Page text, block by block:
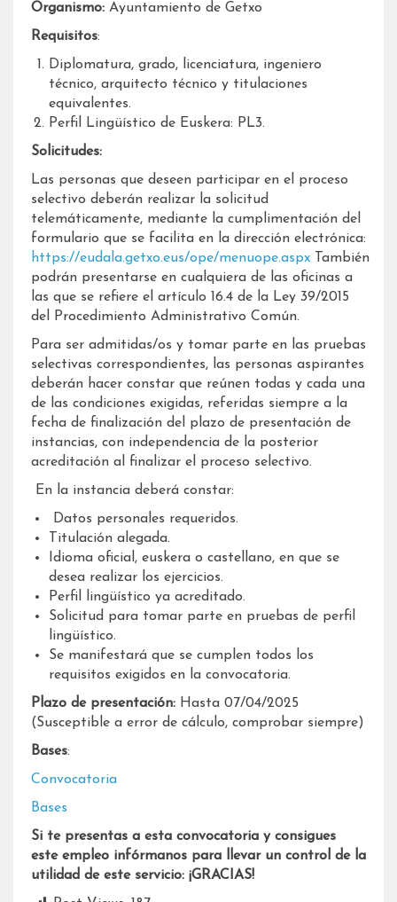
Organismo: Ayuntamiento de Getxo
Requisitos:
Diplomatura, grado, licenciatura, ingeniero
técnico, arquitecto técnico y titulaciones
equivalentes.
Perfil Lingüístico de Euskera: PL3.
Solicitudes:
Las personas que deseen participar en el proceso
selectivo deberán realizar la solicitud
telemáticamente, mediante la cumplimentación del
formulario que se facilita en la dirección electrónica:
https://eudala.getxo.eus/ope/menuope.aspx También
podrán presentarse en cualquiera de las oficinas a
las que se refiere el artículo 16.4 de la Ley 39/2015
del Procedimiento Administrativo Común.
Para ser admitidas/os y tomar parte en las pruebas
selectivas correspondientes, las personas aspirantes
deberán hacer constar que reúnen todas y cada una
de las condiciones exigidas, referidas siempre a la
fecha de finalización del plazo de presentación de
instancias, con independencia de la posterior
acreditación al finalizar el proceso selectivo.
En la instancia deberá constar:
Datos personales requeridos.
Titulación alegada.
Idioma oficial, euskera o castellano, en que se
desea realizar los ejercicios.
Perfil lingüístico ya acreditado.
Solicitud para tomar parte en pruebas de perfil
lingüístico.
Se manifestará que se cumplen todos los
requisitos exigidos en la convocatoria.
Plazo de presentación: Hasta 07/04/2025
(Susceptible a error de cálculo, comprobar siempre)
Bases:
Convocatoria
Bases
Si te presentas a esta convocatoria y consigues
este empleo infórmanos para llevar un control de la
utilidad de este servicio: ¡GRACIAS!